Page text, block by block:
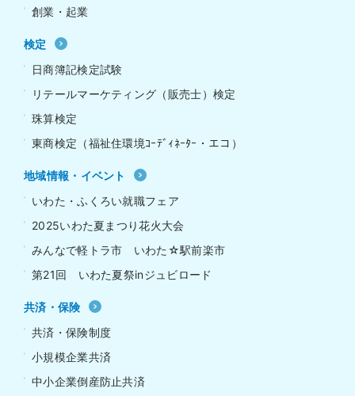
創業・起業
検定
日商簿記検定試験
リテールマーケティング（販売士）検定
珠算検定
東商検定（福祉住環境ｺｰﾃﾞｨﾈｰﾀｰ・エコ）
地域情報・イベント
いわた・ふくろい就職フェア
2025いわた夏まつり花火大会
みんなで軽トラ市 いわた☆駅前楽市
第21回 いわた夏祭inジュビロード
共済・保険
共済・保険制度
小規模企業共済
中小企業倒産防止共済